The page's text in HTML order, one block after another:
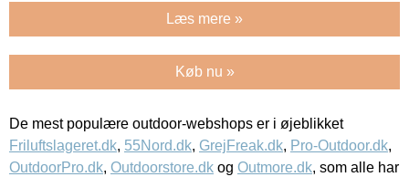
Læs mere »
Køb nu »
De mest populære outdoor-webshops er i øjeblikket
Friluftslageret.dk, 55Nord.dk, GrejFreak.dk, Pro-Outdoor.dk,
OutdoorPro.dk, Outdoorstore.dk og Outmore.dk, som alle har